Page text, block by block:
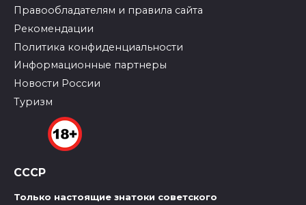
Правообладателям и правила сайта
Рекомендации
Политика конфиденциальности
Информационные партнеры
Новости России
Туризм
СССР
Только настоящие знатоки советского